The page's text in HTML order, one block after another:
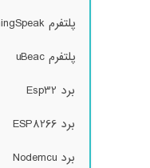
پلتفرم ThingSpeak
پلتفرم uBeac
برد Esp32
برد ESP8266
برد Nodemcu